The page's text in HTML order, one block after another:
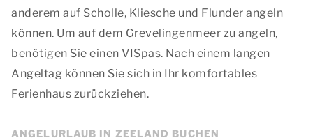
anderem auf Scholle, Kliesche und Flunder angeln
können. Um auf dem Grevelingenmeer zu angeln,
benötigen Sie einen VISpas. Nach einem langen
Angeltag können Sie sich in Ihr komfortables
Ferienhaus zurückziehen.
ANGELURLAUB IN ZEELAND BUCHEN